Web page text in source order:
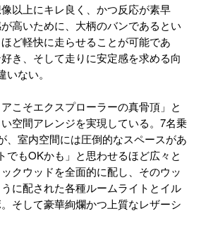
以上にキレ良く、かつ反応が素早
高いために、大柄のバンであるとい
ど軽快に走らせることが可能であ
き、そして走りに安定感を求める向
ない。
こそエクスプローラーの真骨頂」と
空間アレンジを実現している。7名乗
、室内空間には圧倒的なスペースがあ
でもOKかも」と思わせるほど広々と
クウッドを全面的に配し、そのウッ
に配された各種ルームライトとイル
そして豪華絢爛かつ上質なレザーシ